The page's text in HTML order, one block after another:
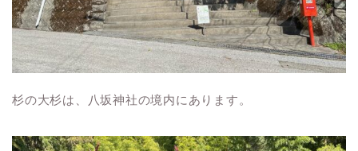
杉の大杉は、八坂神社の境内にあります。